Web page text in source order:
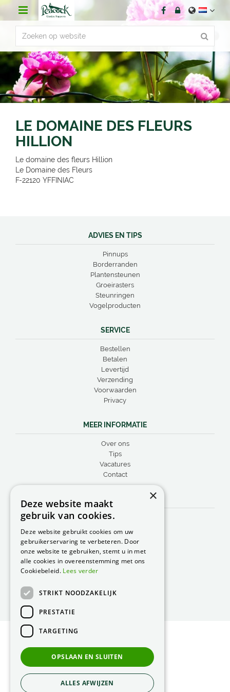
r
n
t
LE DOMAINE DES FLEURS
HILLION
Le domaine des fleurs Hillion
Le Domaine des Fleurs
F-22120 YFFINIAC
ADVIES EN TIPS
Pinnups
Borderranden
Plantensteunen
Groeirasters
Steunringen
Vogelproducten
SERVICE
Bestellen
Betalen
Levertijd
Verzending
Voorwaarden
Privacy
MEER INFORMATIE
Over ons
Tips
Vacatures
Contact
CONTACT
Peacock Garden Supports
Industrieweg 22
5688 DP Oirschot
Nederland
T.0499 57 40 80
Privacy Statement
Green Solutions
×
Deze website maakt
gebruik van cookies.
Deze website gebruikt cookies om uw
gebruikerservaring te verbeteren. Door
onze website te gebruiken, stemt u in met
alle cookies in overeenstemming met ons
Cookiebeleid. Lees verder
STRIKT NOODZAKELIJK
PRESTATIE
TARGETING
OPSLAAN EN SLUITEN
ALLES AFWIJZEN